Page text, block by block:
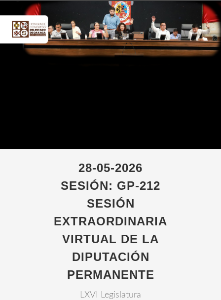
28-05-2026
SESIÓN: GP-212
SESIÓN
EXTRAORDINARIA
VIRTUAL DE LA
DIPUTACIÓN
PERMANENTE
LXVI Legislatura